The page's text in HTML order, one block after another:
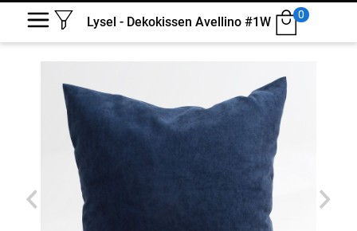
Lysel - Dekokissen Avellino #1W
0